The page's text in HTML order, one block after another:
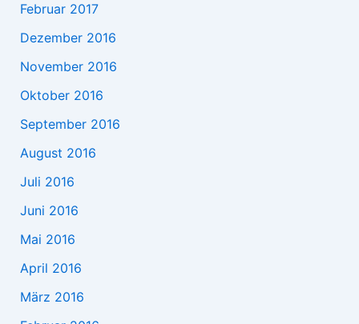
Februar 2017
Dezember 2016
November 2016
Oktober 2016
September 2016
August 2016
Juli 2016
Juni 2016
Mai 2016
April 2016
März 2016